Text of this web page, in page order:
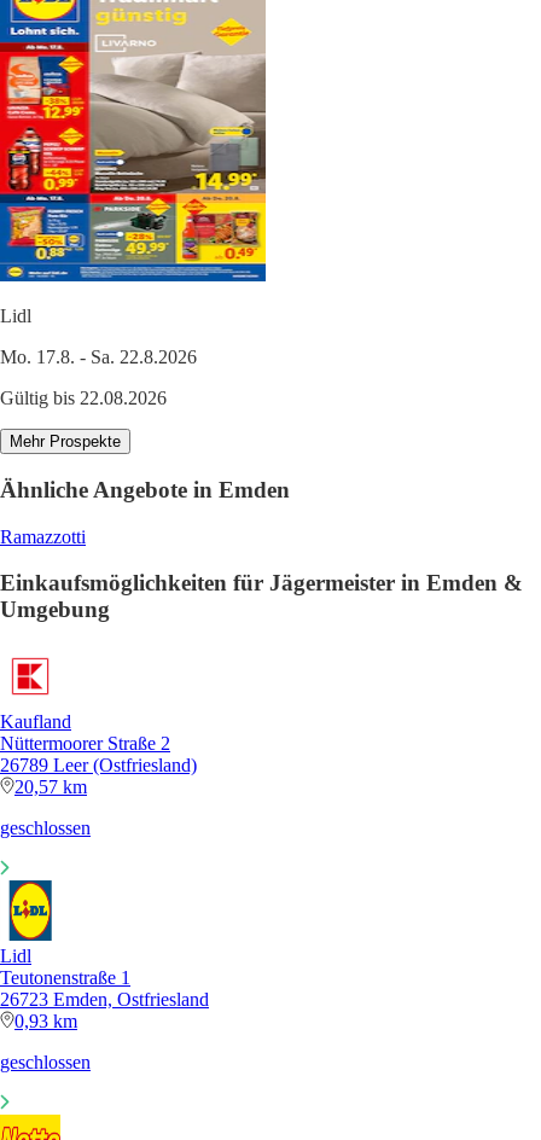
Lidl
Mo. 17.8. - Sa. 22.8.2026
Gültig bis 22.08.2026
Mehr Prospekte
Ähnliche Angebote in Emden
Ramazzotti
Einkaufsmöglichkeiten für Jägermeister in Emden &
Umgebung
Kaufland
Nüttermoorer Straße 2
26789 Leer (Ostfriesland)
20,57 km
geschlossen
Lidl
Teutonenstraße 1
26723 Emden, Ostfriesland
0,93 km
geschlossen